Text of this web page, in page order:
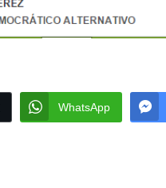
WhatsApp